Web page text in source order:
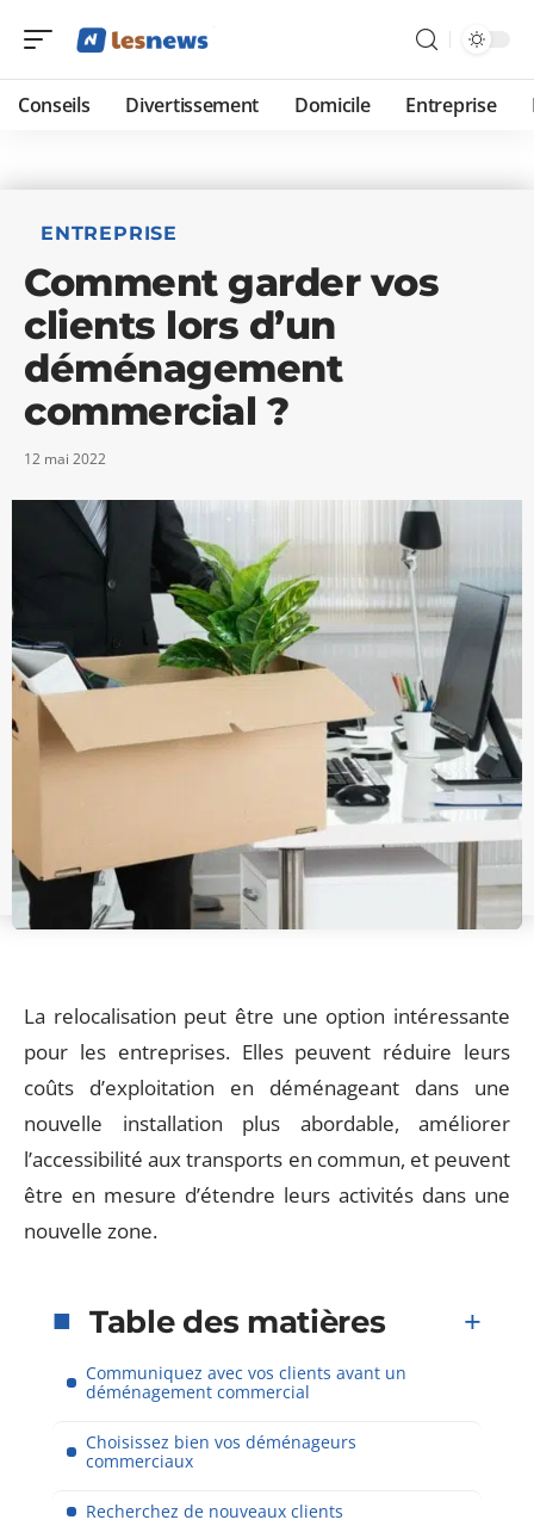
Conseils Divertissement Domicile Entreprise
ENTREPRISE
Comment garder vos
clients lors d’un
déménagement
commercial ?
12 mai 2022
La relocalisation peut être une option intéressante
pour les entreprises. Elles peuvent réduire leurs
coûts d’exploitation en déménageant dans une
nouvelle installation plus abordable, améliorer
l’accessibilité aux transports en commun, et peuvent
être en mesure d’étendre leurs activités dans une
nouvelle zone.
Table des matières
Communiquez avec vos clients avant un
déménagement commercial
Choisissez bien vos déménageurs
commerciaux
Recherchez de nouveaux clients